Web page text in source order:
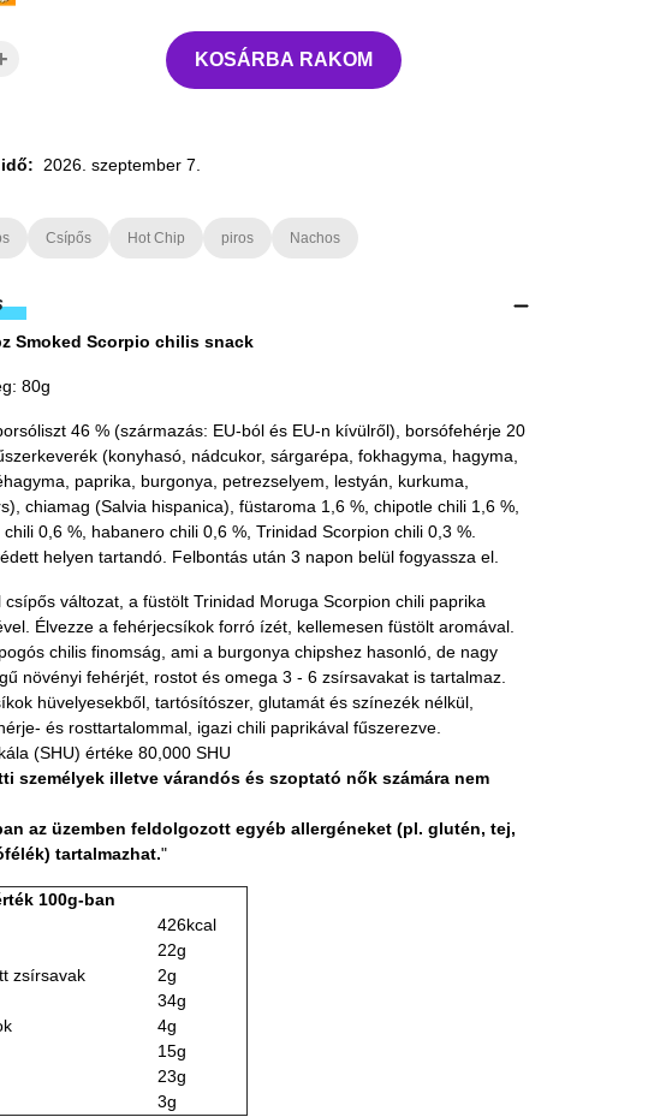
KOSÁRBA RAKOM
2026. szeptember 7.
Csípős Hot Chip piros Nachos
Smoked Scorpio chilis snack
80g
46 % (származás: EU-ból és EU-n kívülről), borsófehérje 20
(konyhasó, nádcukor, sárgarépa, fokhagyma, hagyma,
paprika, burgonya, petrezselyem, lestyán, kurkuma,
chiamag (Salvia hispanica), füstaroma 1,6 %, chipotle chili 1,6 %,
0,6 %, habanero chili 0,6 %, Trinidad Scorpion chili 0,3 %.
helyen tartandó. Felbontás után 3 napon belül fogyassza el.
csípős változat, a füstölt Trinidad Moruga Scorpion chili paprika
Élvezze a fehérjecsíkok forró ízét, kellemesen füstölt aromával.
chilis finomság, ami a burgonya chipshez hasonló, de nagy
növényi fehérjét, rostot és omega 3 - 6 zsírsavakat is tartalmaz.
hüvelyesekből, tartósítószer, glutamát és színezék nélkül,
és rosttartalommal, igazi chili paprikával fűszerezve.
(SHU) értéke 80,000 SHU
személyek illetve várandós és szoptató nők számára nem
az üzemben feldolgozott egyéb allergéneket (pl. glutén, tej,
tartalmazhat."
100g-ban
426kcal
22g
zsírsavak
2g
34g
4g
15g
23g
3g